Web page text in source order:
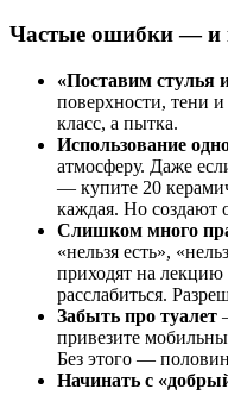
Частые ошибки — и
«Поставим стулья
поверхности, тени
класс, а пытка.
Использование
атмосферу. Даже
— купите 20
каждая. Но создают
Слишком много
«нельзя есть»,
приходят на лекцию
расслабиться.
Забыть про туалет
привезите
Без этого —
Начинать с